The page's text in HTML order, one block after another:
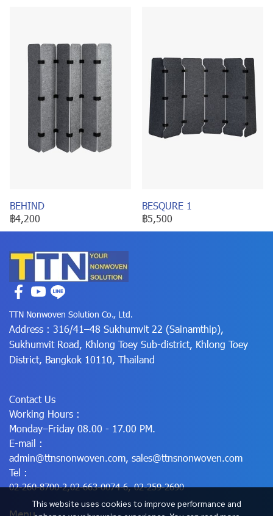
BEHIND
฿4,200
BESQURE 1
฿5,500
This website uses cookies to improve performance and
TTN Nonwoven Solution Co., Ltd.
Address : 316/41–48 Sukhumvit 22 (Sainamthip),
Sukhumvit Road, Khlong Toey Sub-district, Khlong Toey
District, Bangkok 10110, Thailand
Contact Us
Working Hours :
Monday–Friday 08.00 - 17.00 PM.
E-mail :
admin@ttnsnonwoven.com, sales@ttnsnonwoven.com
Tel :
02-260-8700-2,02-663-0074-6,02-259-2690